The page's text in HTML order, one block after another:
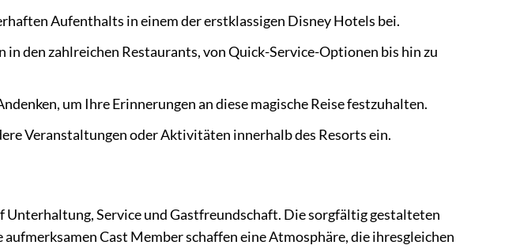
Aufenthalts in einem der erstklassigen Disney Hotels bei.
in den zahlreichen Restaurants, von Quick-Service-Optionen bis hin zu
um Ihre Erinnerungen an diese magische Reise festzuhalten.
Veranstaltungen oder Aktivitäten innerhalb des Resorts ein.
Service und Gastfreundschaft. Die sorgfältig gestalteten
Cast Member schaffen eine Atmosphäre, die ihresgleichen